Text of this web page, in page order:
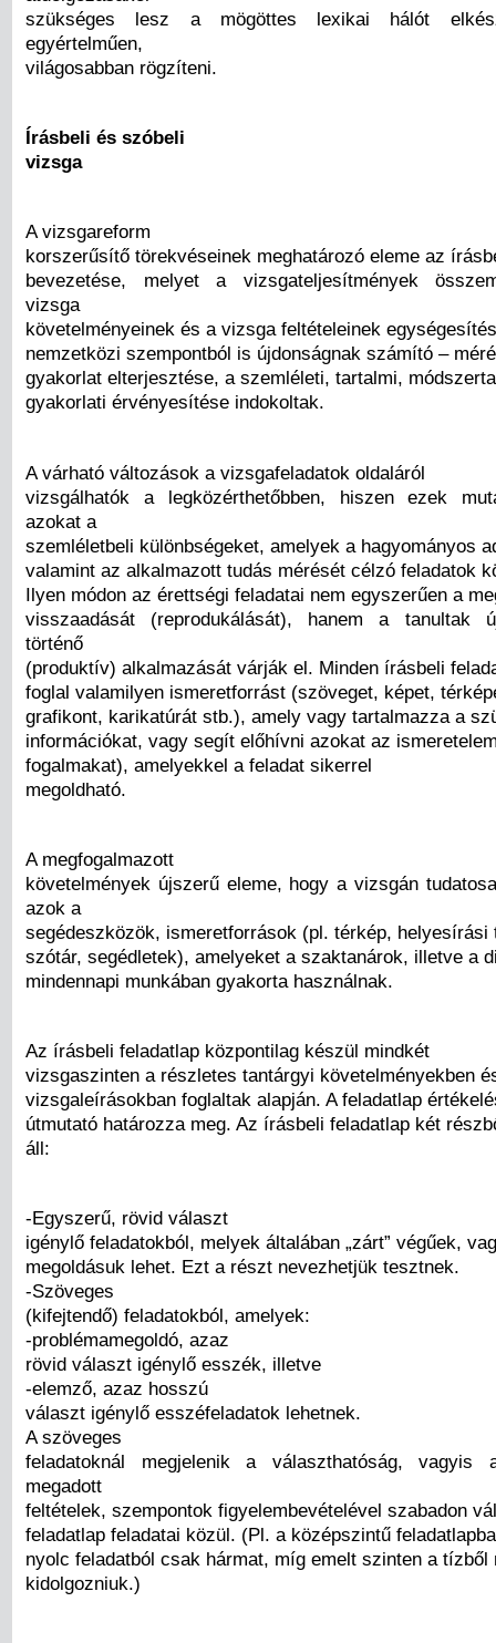
szükséges lesz a mögöttes lexikai hálót
egyértelműen,
világosabban rögzíteni.
Írásbeli és szóbeli
vizsga
A vizsgareform
korszerűsítő törekvéseinek meghatározó eleme az
bevezetése, melyet a vizsgateljesítmények
vizsga
követelményeinek és a vizsga feltételeinek
nemzetközi szempontból is újdonságnak számító –
gyakorlat elterjesztése, a szemléleti, tartalmi,
gyakorlati érvényesítése indokoltak.
A várható változások a vizsgafeladatok oldaláról
vizsgálhatók a legközérthetőbben, hiszen ezek
azokat a
szemléletbeli különbségeket, amelyek a hagyományos
valamint az alkalmazott tudás mérését célzó feladatok
Ilyen módon az érettségi feladatai nem egyszerűen a
visszaadását (reprodukálását), hanem a tanultak
történő
(produktív) alkalmazását várják el. Minden írásbeli
foglal valamilyen ismeretforrást (szöveget, képet,
grafikont, karikatúrát stb.), amely vagy tartalmazza a
információkat, vagy segít előhívni azokat az
fogalmakat), amelyekkel a feladat sikerrel
megoldható.
A megfogalmazott
követelmények újszerű eleme, hogy a vizsgán
azok a
segédeszközök, ismeretforrások (pl. térkép, helyesírási
szótár, segédletek), amelyeket a szaktanárok, illetve a
mindennapi munkában gyakorta használnak.
Az írásbeli feladatlap központilag készül mindkét
vizsgaszinten a részletes tantárgyi követelményekben
vizsgaleírásokban foglaltak alapján. A feladatlap
útmutató határozza meg. Az írásbeli feladatlap két
áll:
-Egyszerű, rövid választ
igénylő feladatokból, melyek általában „zárt” végűek,
megoldásuk lehet. Ezt a részt nevezhetjük tesztnek.
-Szöveges
(kifejtendő) feladatokból, amelyek:
-problémamegoldó, azaz
rövid választ igénylő esszék, illetve
-elemző, azaz hosszú
választ igénylő esszéfeladatok lehetnek.
A szöveges
feladatoknál megjelenik a választhatóság,
megadott
feltételek, szempontok figyelembevételével szabadon
feladatlap feladatai közül. (Pl. a középszintű
nyolc feladatból csak hármat, míg emelt szinten a tízből
kidolgozniuk.)